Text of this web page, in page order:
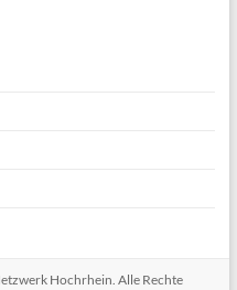
Hochrhein. Alle Rechte